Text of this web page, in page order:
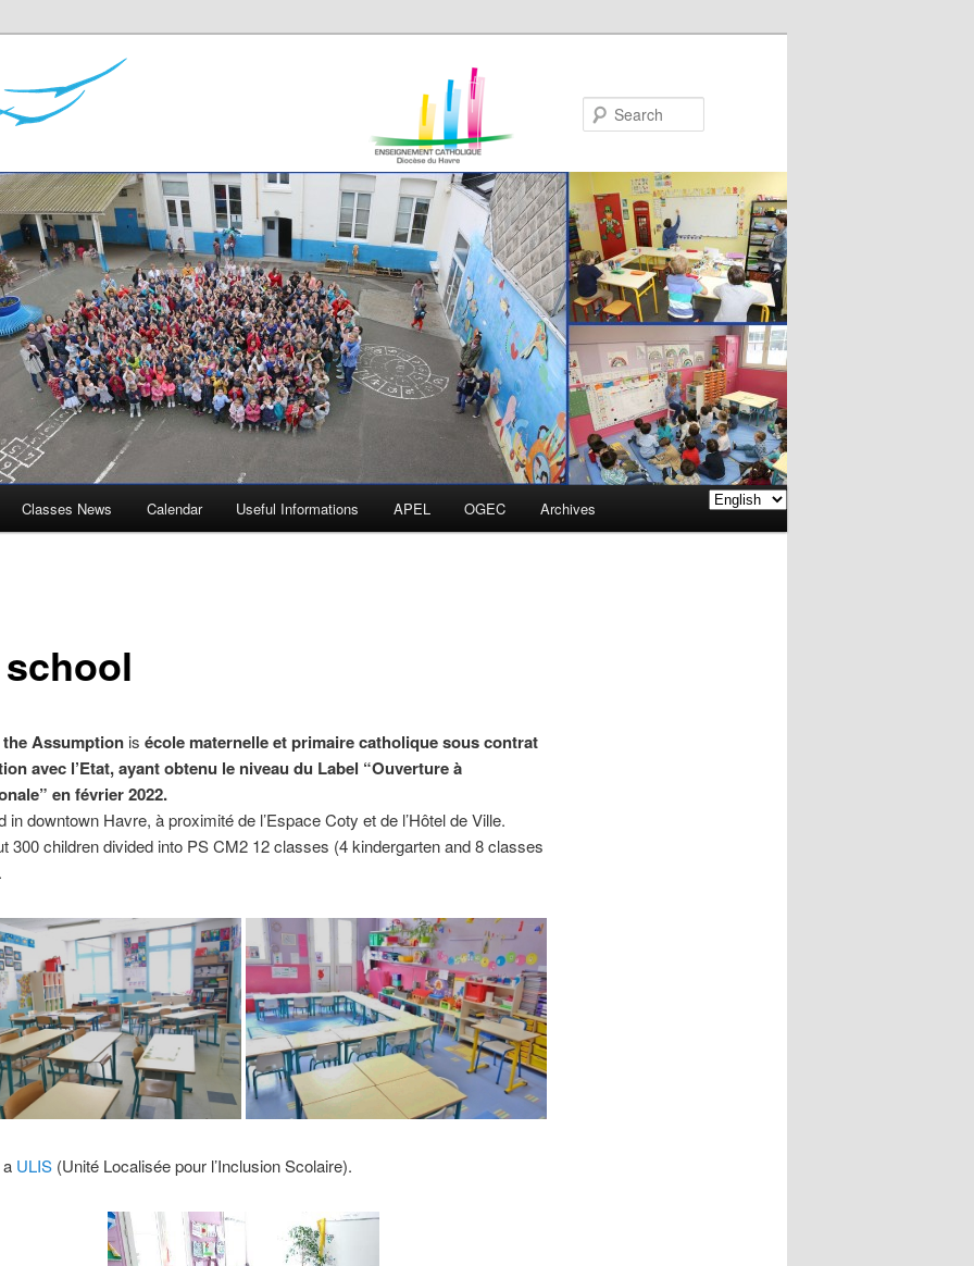
Classes News Calendar Useful Informations APEL OGEC Archives
Assumption is école maternelle et primaire catholique sous contrat
avec l’Etat,ayant obtenu le niveau du Label “Ouverture à
” en février2022.
in downtown Havre, à proximité de l’Espace Coty et de l’Hôtel de Ville.
300 children divided into PS CM2 12 classes (4 kindergarten and 8classes
ULIS(Unité Localisée pour l’Inclusion Scolaire).